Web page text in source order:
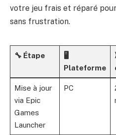
votre jeu frais et réparé
sans frustration.
🔧 Étape
🖥️
Plateforme
Mise à jour
via Epic
Games
Launcher
PC